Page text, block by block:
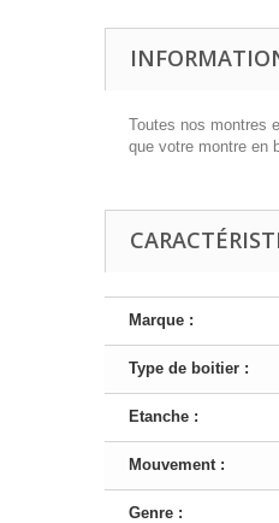
Toutes nos montres
que votre montre en
Marque :
Type de boitier :
Etanche :
Mouvement :
Genre :